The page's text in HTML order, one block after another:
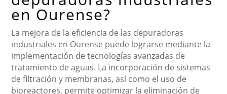
en Ourense?
La mejora de la eficiencia de las depuradoras
industriales en Ourense puede lograrse mediante la
implementación de tecnologías avanzadas de
tratamiento de aguas. La incorporación de sistemas
de filtración y membranas, así como el uso de
bioreactores, permite optimizar la eliminación de